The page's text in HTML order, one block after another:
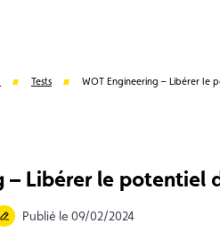
Tests WOT Engineering – Libérer le
– Libérer le potentiel
Publié le 09/02/2024